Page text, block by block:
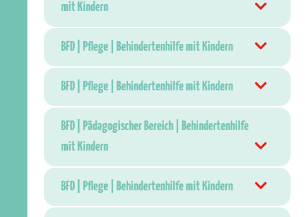
mit Kindern
BFD | Pflege | Behindertenhilfe mit Kindern
BFD | Pflege | Behindertenhilfe mit Kindern
BFD | Pädagogischer Bereich | Behindertenhilfe
mit Kindern
BFD | Pflege | Behindertenhilfe mit Kindern